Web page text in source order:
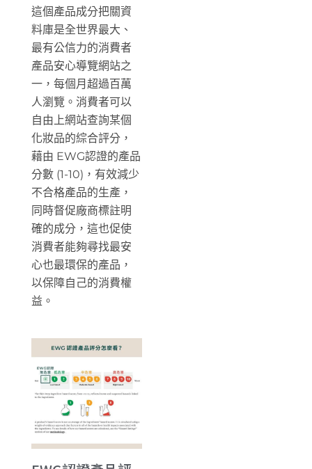
這個產品成分把關資
料庫是全世界最大、
最有公信力的消費者
產品安心導覽網站之
一，每個月超過百萬
人瀏覽。消費者可以
自由上網站查詢某個
化妝品的綜合評分，
藉由 EWG認證的產品
分數 (1-10)，有效減少
不合格產品的生產，
同時督促廠商標註明
確的成分，這也促使
消費者能夠尋找最安
心也最環保的產品，
以保障自己的消費權
益。